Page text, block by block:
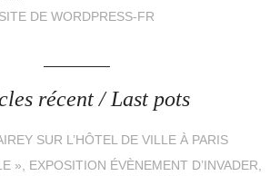
SITE DE WORDPRESS-FR
récent / Last pots
SUR L’HÔTEL DE VILLE À PARIS
», EXPOSITION ÉVÈNEMENT D’INVADER,